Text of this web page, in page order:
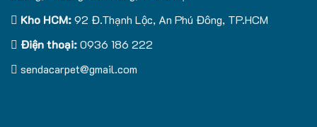
Kho HCM:92 Đ.Thạnh Lộc, An Phú Đông, TP.HCM
Điện thoại:0936 186 222
sendacarpet@gmail.com